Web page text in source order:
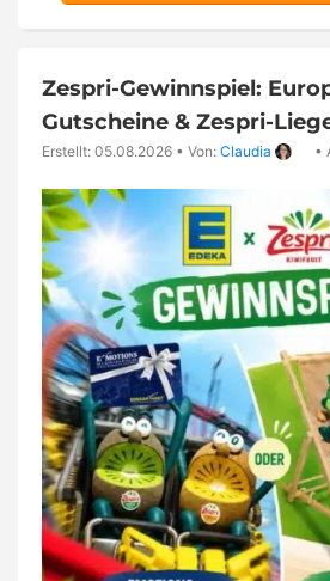
Zespri-Gewinnspiel:
Gutscheine & Zespri-
Erstellt: 05.08.2026 • Von: Claudia •